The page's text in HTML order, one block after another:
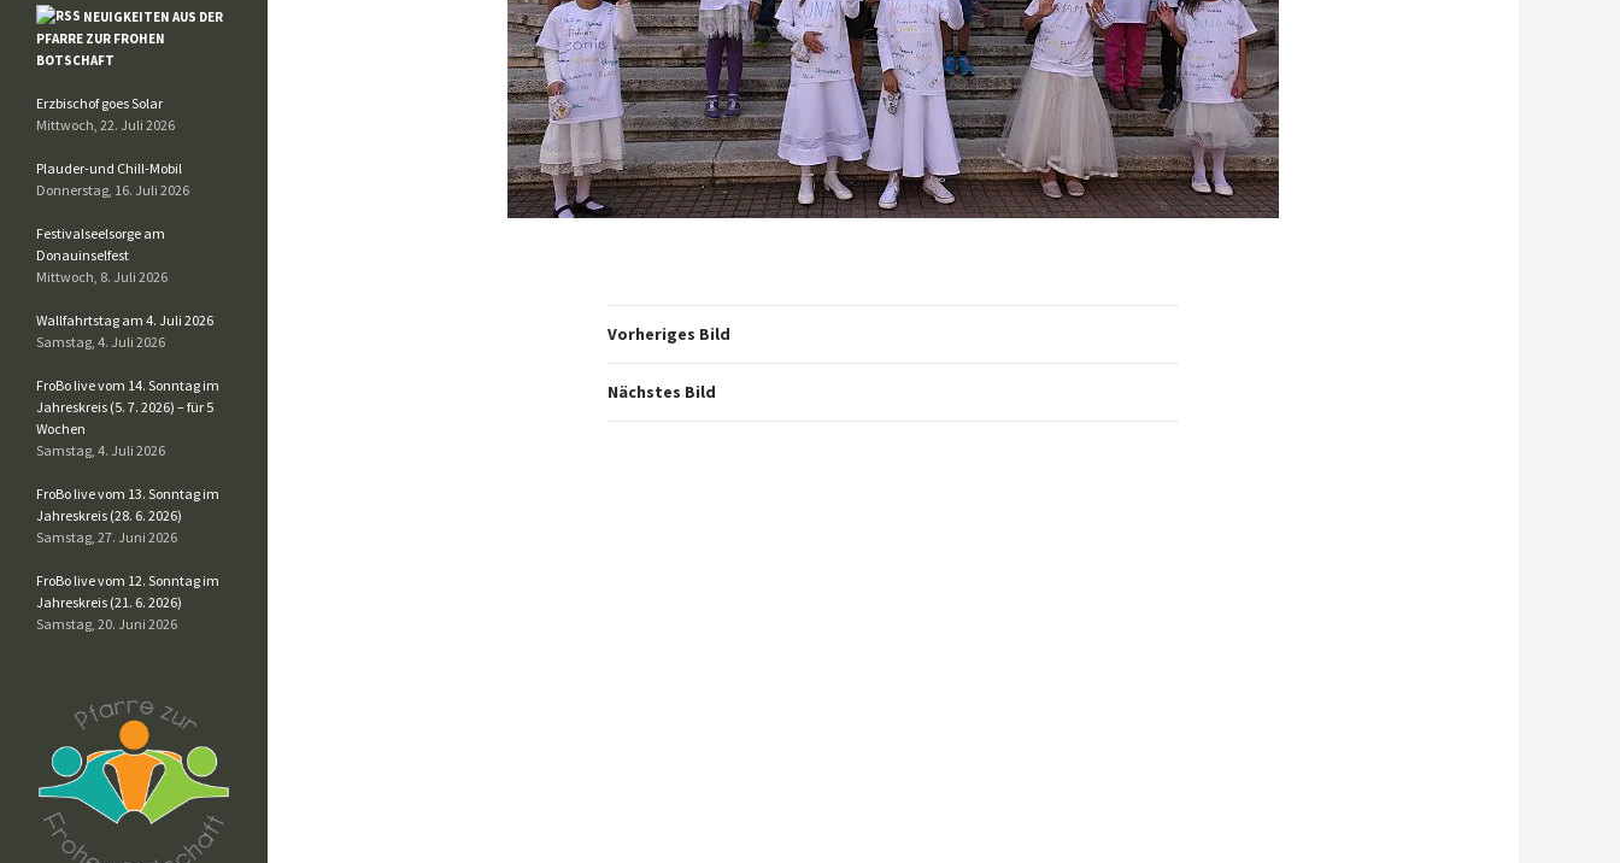
Vorheriges Bild
Nächstes Bild
NEUIGKEITEN AUS DER
PFARRE ZUR FROHEN
BOTSCHAFT
Erzbischof goes Solar
Mittwoch, 22. Juli 2026
Plauder-und Chill-Mobil
Donnerstag, 16. Juli 2026
Festivalseelsorge am
Donauinselfest
Mittwoch, 8. Juli 2026
Wallfahrtstag am 4. Juli 2026
Samstag, 4. Juli 2026
FroBo live vom 14. Sonntag im
Jahreskreis (5. 7. 2026) – für 5
Wochen
Samstag, 4. Juli 2026
FroBo live vom 13. Sonntag im
Jahreskreis (28. 6. 2026)
Samstag, 27. Juni 2026
FroBo live vom 12. Sonntag im
Jahreskreis (21. 6. 2026)
Samstag, 20. Juni 2026